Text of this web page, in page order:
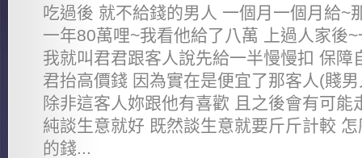
吃過後 就不給錢的男人 一個月一個月給~
一年80萬哩~我看他給了八萬 上過人家後
我就叫君君跟客人說先給一半慢慢扣 保障
君抬高價錢 因為實在是便宜了那客人(賤
除非這客人妳跟他有喜歡 且之後會有可能
純談生意就好 既然談生意就要斤斤計較
的錢...